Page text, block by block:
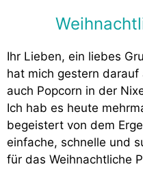
Ihr Lieben, ein liebes
hat mich gestern
auch Popcorn in der
Ich hab es heute
begeistert von dem
einfache, schnelle und
für das Weihnachtliche